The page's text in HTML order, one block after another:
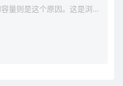
量则是这个原因。这是浏